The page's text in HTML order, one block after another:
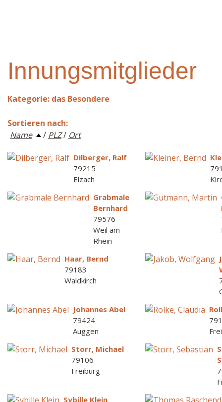
Innungsmitglieder
Kategorie: das Besondere
Sortieren nach:
Name
/ PLZ/ Ort
Dilberger, Ralf
79215
Elzach
Grabmale
Bernhard
79576
Weil am
Rhein
Haar, Bernd
79183
Waldkirch
Johannes Abel
79424
Auggen
Storr, Michael
79106
Freiburg
Sybille Klein